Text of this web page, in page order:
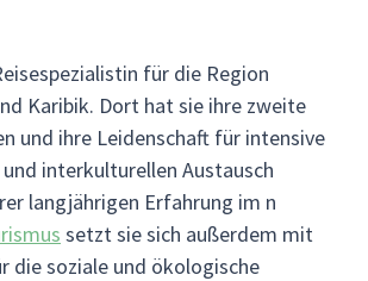
für die Region
Karibik. Dort hat sie ihre zweite
und ihre Leidenschaft für intensive
interkulturellen Austausch
langjährigen Erfahrung im n
setzt sie sich außerdem mit
die soziale und ökologische